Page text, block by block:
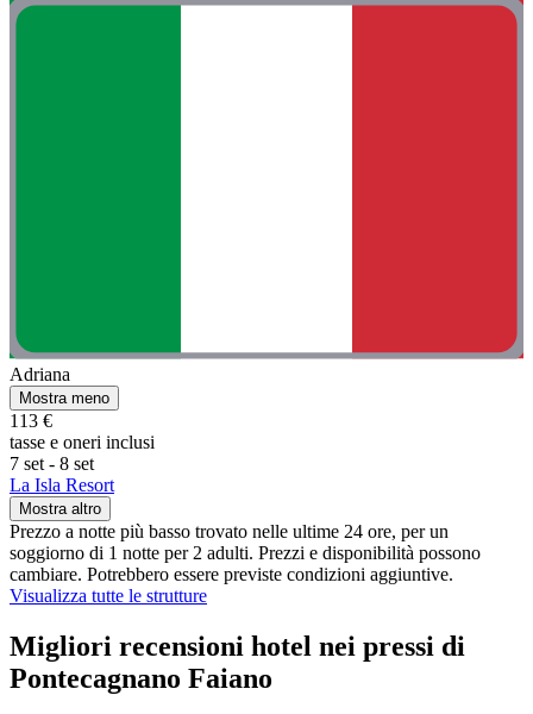
Adriana
Mostra meno
113 €
tasse e oneri inclusi
7 set - 8 set
La Isla Resort
Mostra altro
Prezzo a notte più basso trovato nelle ultime 24 ore, per un
soggiorno di 1 notte per 2 adulti. Prezzi e disponibilità possono
cambiare. Potrebbero essere previste condizioni aggiuntive.
Visualizza tutte le strutture
Migliori recensioni hotel nei pressi di
Pontecagnano Faiano